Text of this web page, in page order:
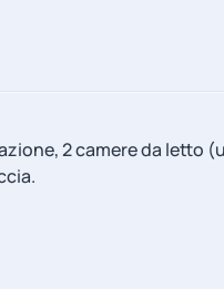
2 camere da letto